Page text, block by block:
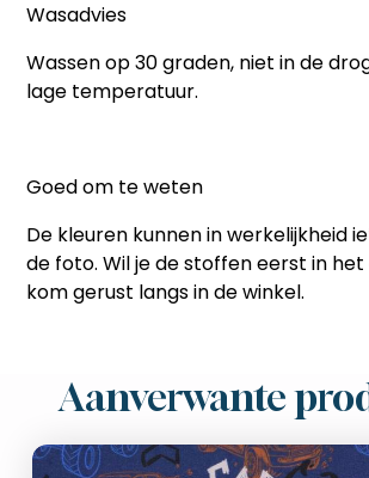
Wasadvies
Wassen op 30 graden, niet in de
lage temperatuur.
Goed om te weten
De kleuren kunnen in werkelijkheid
de foto. Wil je de stoffen eerst in
kom gerust langs in de winkel.
Aanverwante